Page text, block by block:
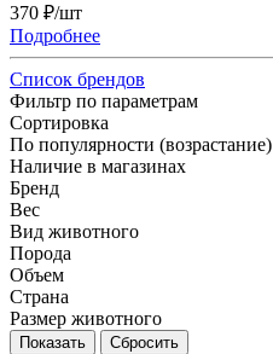
370 ₽/шт
Подробнее
Список брендов
Фильтр по параметрам
Сортировка
По популярности (возрастание)
Наличие в магазинах
Бренд
Вес
Вид животного
Порода
Объем
Страна
Размер животного
Сбросить